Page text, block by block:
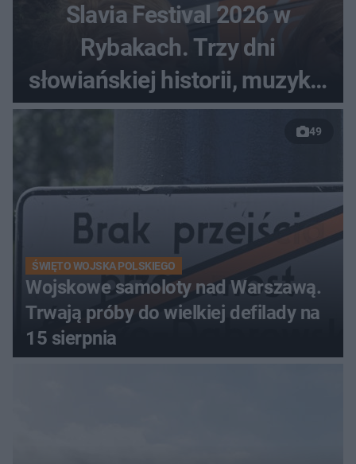
Slavia Festival 2026 w
Rybakach. Trzy dni
słowiańskiej historii, muzyki i
relaksu nad Jeziorem
49
ŚWIĘTO WOJSKA POLSKIEGO
Wojskowe samoloty nad Warszawą.
Trwają próby do wielkiej defilady na
15 sierpnia